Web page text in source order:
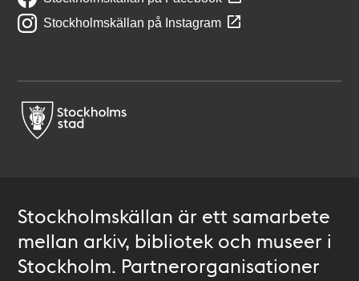
Stockholmskällan på Instagram
Stockholmskällan är ett samarbete
mellan arkiv, bibliotek och museer i
Stockholm. Partnerorganisationer